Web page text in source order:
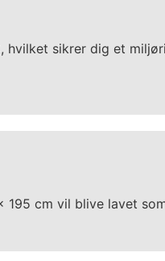
hvilket sikrer dig et
195 cm vil blive lavet